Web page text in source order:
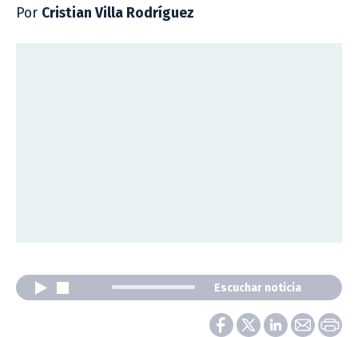
Por Cristian Villa Rodríguez
Escuchar noticia